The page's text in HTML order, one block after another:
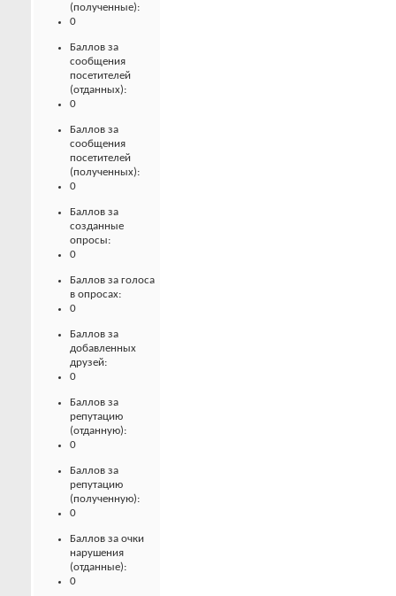
(полученные):
0
Баллов за
сообщения
посетителей
(отданных):
0
Баллов за
сообщения
посетителей
(полученных):
0
Баллов за
созданные
опросы:
0
Баллов за голоса
в опросах:
0
Баллов за
добавленных
друзей:
0
Баллов за
репутацию
(отданную):
0
Баллов за
репутацию
(полученную):
0
Баллов за очки
нарушения
(отданные):
0